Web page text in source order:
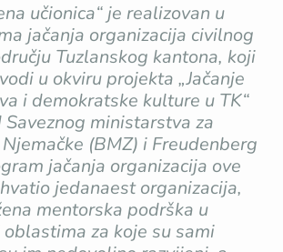
učionica“ je realizovan u
jačanja organizacija civilnog
Tuzlanskog kantona, koji
u okviru projekta „Jačanje
i demokratske kulture u TK“
ministarstva za
(BMZ) i Freudenberg
jačanja organizacija ove
jedanaest organizacija,
mentorska podrška u
za koje su sami